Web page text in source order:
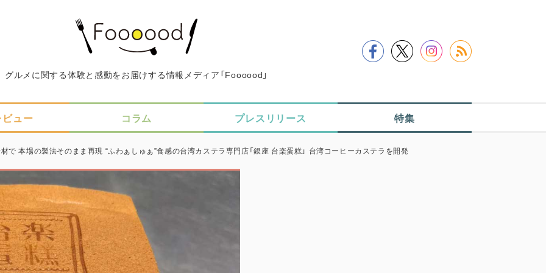
グルメに関する体験と感動をお届けする情報メディア「Foooood」
ュー コラム プレスリリース 特集
で 本場の製法そのまま再現 “ふわぁしゅぁ”食感の台湾カステラ専門店「銀座 台楽蛋糕」 台湾コーヒーカステラを開発